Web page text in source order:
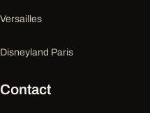
Versailles
Disneyland Paris
Contact